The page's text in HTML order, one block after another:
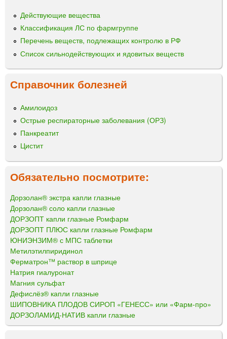
Действующие вещества
Классификация ЛС по фармгруппе
Перечень веществ, подлежащих контролю в РФ
Список сильнодействующих и ядовитых веществ
Справочник болезней
Амилоидоз
Острые респираторные заболевания (ОРЗ)
Панкреатит
Цистит
Обязательно посмотрите:
Дорзолан® экстра капли глазные
Дорзолан® соло капли глазные
ДОРЗОПТ капли глазные Ромфарм
ДОРЗОПТ ПЛЮС капли глазные Ромфарм
ЮНИЭНЗИМ® с МПС таблетки
Метилэтилпиридинол
Ферматрон™ раствор в шприце
Натрия гиалуронат
Магния сульфат
Дефислёз® капли глазные
ШИПОВНИКА ПЛОДОВ СИРОП «ГЕНЕСС» или «Фарм-про»
ДОРЗОЛАМИД-НАТИВ капли глазные